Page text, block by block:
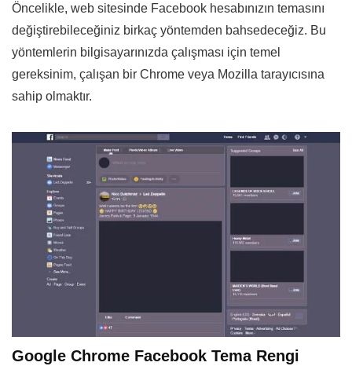
Öncelikle, web sitesinde Facebook hesabınızın temasını
değiştirebileceğiniz birkaç yöntemden bahsedeceğiz. Bu
yöntemlerin bilgisayarınızda çalışması için temel
gereksinim, çalışan bir Chrome veya Mozilla tarayıcısına
sahip olmaktır.
Google Chrome Facebook Tema Rengi